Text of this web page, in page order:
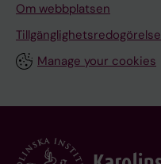
Om webbplatsen
Tillgänglighetsredogörelse
Manage your cookies